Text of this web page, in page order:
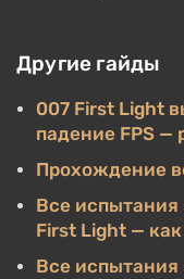
Другие гайды
007 First Light
падение FPS —
Прохождение
Все испытания
First Light —
Все испытания